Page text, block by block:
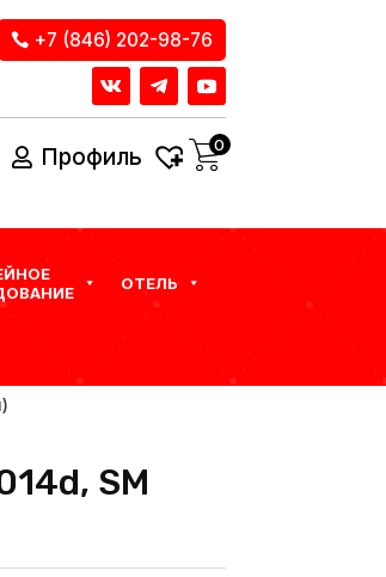
+7 (846) 202-98-76
Профиль 0
ОТЕЛЬ
SM